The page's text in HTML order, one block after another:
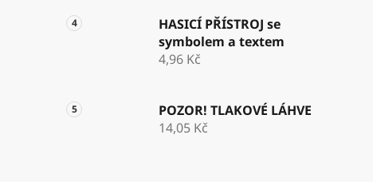
HASICÍ PŘÍSTROJ se
symbolem a textem
4,96 Kč
POZOR! TLAKOVÉ LÁHVE
14,05 Kč